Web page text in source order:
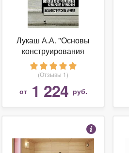
Лукаш А.А. "Основы
конструирования
изделий из
древесины. Дизайн
корпусной мебели.
Учебное пособие.
(Отзывы 1)
от 1 224 руб.